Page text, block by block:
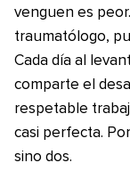
venguen es
traumatólogo,
Cada día al
comparte el
respetable
casi perfecta.
sino dos.